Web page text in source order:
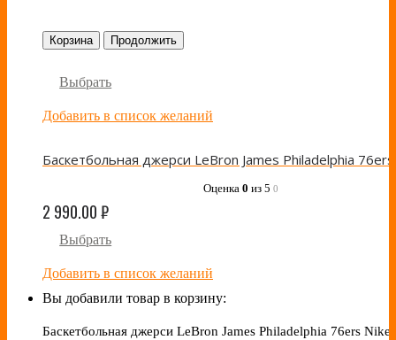
Корзина Продолжить
Выбрать
Добавить в список желаний
Оценка 0 из 5 0
2 990.00₽
Выбрать
Добавить в список желаний
Вы добавили товар в корзину:
Баскетбольная джерси LeBron James Philadelphia 76ers Nike